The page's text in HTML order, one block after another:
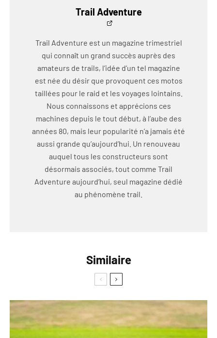
Trail Adventure
Trail Adventure est un magazine trimestriel
qui connaît un grand succès auprès des
amateurs de trails, l’idée d’un tel magazine
est née du désir que provoquent ces motos
taillées pour le raid et les voyages lointains.
Nous connaissons et apprécions ces
machines depuis le tout début, à l’aube des
années 80, mais leur popularité n’a jamais été
aussi grande qu’aujourd’hui. Un renouveau
auquel tous les constructeurs sont
désormais associés, tout comme Trail
Adventure aujourd’hui, seul magazine dédié
au phénomène trail.
Similaire